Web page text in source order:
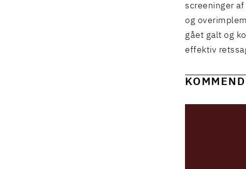
screeninger
og
gået galt og
effektiv